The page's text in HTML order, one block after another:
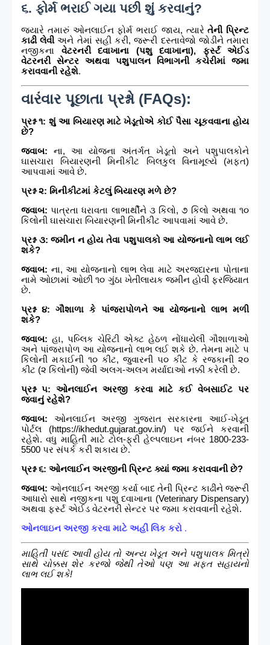
૬. ફોર્મ ભરાઈ ગયા પછી શું કરવાનું?
જ્યારે તમારું ઓનલાઈન ફોર્મ ભરાઈ જાય, ત્યારેતેની પ્રિન્ટ
કાઢી લેવીઅને તેમાં સહી કરી, જરૂરી દસ્તાવેજો જોડીને તમારા
નજીકના વેટરનરી દવાખાના (પશુ દવાખાના), ફર્સ્ટ એઈડ
વેટરનરી સેન્ટર અથવા પશુપાલન વિભાગની કચેરીમાં જમા
કરાવવાની રહેશે.
વારંવાર પૂછાતા પ્રશ્નો (FAQs):
પ્રશ્ન ૧: શું આ બિયારણ માટે ખેડૂતોએ કોઈ પૈસા ચૂકવવાના હોય
છે?
જવાબ: ના, આ યોજના અંતર્ગત ખેડૂતો અને પશુપાલકોને
ઘાસચારા બિયારણની મિનીકીટ બિલકુલ વિનામૂલ્યે (મફત)
આપવામાં આવે છે.
પ્રશ્ન ૨: મિનીકીટમાં કેટલું બિયારણ મળે છે?
જવાબ: પાત્રતા ધરાવતા લાભાર્થીને ૩ કિલો, ૭ કિલો અથવા ૧૦
કિલોની ઘાસચારા બિયારણની મિનીકીટ આપવામાં આવે છે.
પ્રશ્ન ૩: જમીન ન હોય તેવા પશુપાલકો આ યોજનાનો લાભ લઈ
શકે?
જવાબ: ના, આ યોજનાનો લાભ લેવા માટે અરજદારના પોતાના
નામે ઓછામાં ઓછી ૧૦ ગુંઠા ખેતીલાયક જમીન હોવી ફરજિયાત
છે.
પ્રશ્ન ૪: ગૌશાળા કે પાંજરાપોળને આ યોજનાનો લાભ મળી
શકે?
જવાબ: હા, પબ્લિક ચેરિટી એક્ટ હેઠળ નોંધાયેલી ગૌશાળાઓ
અને પાંજરાપોળ આ યોજનાનો લાભ લઈ શકે છે. તેમના માટે ૫
કિલોની મકાઈની ૧૦ કીટ, જુવારની ૫૦ કીટ કે રજકાની ૨૦
કીટ (૨ કિલોની) જેવી અલગ-અલગ મર્યાદાઓ નક્કી કરેલી છે.
પ્રશ્ન ૫: ઓનલાઈન અરજી કરવા માટે કઈ વેબસાઈટ પર
જવાનું રહેશે?
જવાબ: ઓનલાઈન અરજી ગુજરાત સરકારના આઈ-ખેડૂત
પોર્ટલ (https://ikhedut.gujarat.gov.in/) પર જઈને કરવાની
રહેશે. વધુ માહિતી માટે ટોલ-ફ્રી હેલ્પલાઇન નંબર 1800-233-
5500 પર સંપર્ક કરી શકાય છે.
પ્રશ્ન ૬: ઓનલાઈન અરજીની પ્રિન્ટ ક્યાં જમા કરાવવાની છે?
જવાબ: ઓનલાઈન અરજી કર્યા બાદ તેની પ્રિન્ટ કાઢીને જરૂરી
આધારો સાથે નજીકના પશુ દવાખાના (Veterinary Dispensary)
અથવા ફર્સ્ટ એઈડ વેટરનરી સેન્ટર પર જમા કરાવવાની રહેશે.
ઓનલાઇન અરજી કરવા માટે અહીં લિક કરો .
માહિતી પસંદ આવી હોય તો અન્ય ખેડૂત અને પશુપાલક મિત્રો
સાથે ચોક્કસ શેર કરજો જેથી તેઓ પણ આ મફત સહાયનો
લાભ લઈ શકે!